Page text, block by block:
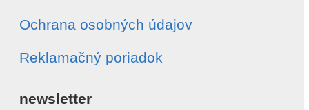
Ochrana osobných údajov
Reklamačný poriadok
newsletter